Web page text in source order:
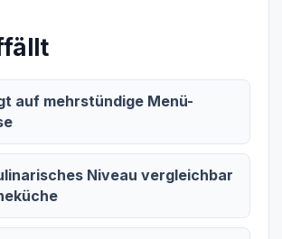
auf mehrstündige Menü-
Niveau vergleichbar